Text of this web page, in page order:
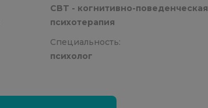
CBT - когнитивно-поведенческая
психотерапия
Специальность:
психолог